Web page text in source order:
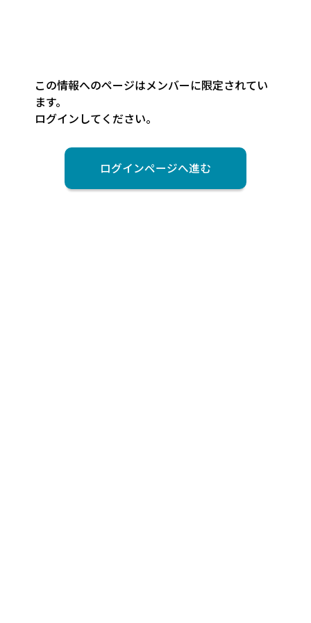
この情報へのページはメンバーに限定されてい
ます。
ログインしてください。
ログインページへ進む